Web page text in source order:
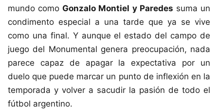
mundo como Gonzalo Montiel y Paredes suma un
condimento especial a una tarde que ya se vive
como una final. Y aunque el estado del campo de
juego del Monumental genera preocupación, nada
parece capaz de apagar la expectativa por un
duelo que puede marcar un punto de inflexión en la
temporada y volver a sacudir la pasión de todo el
fútbol argentino.